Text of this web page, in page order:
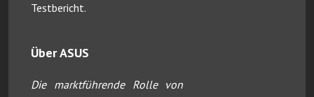
Testbericht.
Über ASUS
Die marktführende Rolle von